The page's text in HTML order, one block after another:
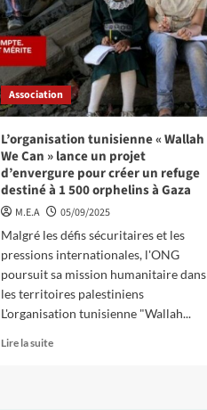
Association
L’organisation tunisienne « Wallah
We Can » lance un projet
d’envergure pour créer un refuge
destiné à 1 500 orphelins à Gaza
M.E.A
05/09/2025
Malgré les défis sécuritaires et les
pressions internationales, l'ONG
poursuit sa mission humanitaire dans
les territoires palestiniens
L'organisation tunisienne "Wallah...
Lire la suite